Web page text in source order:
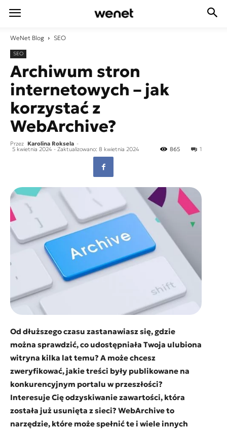
WeNet Blog SEO
SEO
Archiwum stron
internetowych – jak
korzystać z
WebArchive?
Przez Karolina Roksela -
5 kwietnia 2024 - Zaktualizowano: 8 kwietnia 2024 1
865
Od dłuższego czasu zastanawiasz się, gdzie
można sprawdzić, co udostępniała Twoja ulubiona
witryna kilka lat temu? A może chcesz
zweryfikować, jakie treści były publikowane na
konkurencyjnym portalu w przeszłości?
Interesuje Cię odzyskiwanie zawartości, która
została już usunięta z sieci? WebArchive to
narzędzie, które może spełnić te i wiele innych